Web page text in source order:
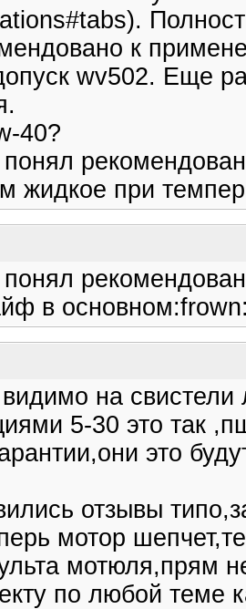
к
wv502. Еще
40?
понял
жидкое при
понял
в
на
5-30 это так
это
отзывы
мотор
мотюля,прям
по любой теме